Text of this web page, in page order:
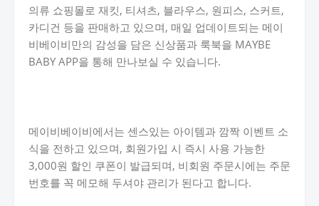
의류 쇼핑몰로 재킷, 티셔츠, 블라우스, 원피스, 스커트,
카디건 등을 판매하고 있으며, 매일 업데이트되는 메이
비베이비만의 감성을 담은 신상품과 룩북을 MAYBE
BABY APP을 통해 만나보실 수 있습니다.
메이비베이비에서는 센스있는 아이템과 깜짝 이벤트 소
식을 전하고 있으며, 회원가입 시 즉시 사용 가능한
3,000원 할인 쿠폰이 발급되며, 비회원 주문시에는 주문
번호를 꼭 메모해 두셔야 관리가 된다고 합니다.